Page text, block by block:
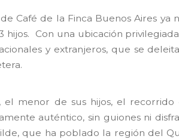
Café de la Finca Buenos Aires ya
hijos. Con una ubicación
y extranjeros, que se
el menor de sus hijos, el
auténtico, sin guiones ni
que ha poblado la región del